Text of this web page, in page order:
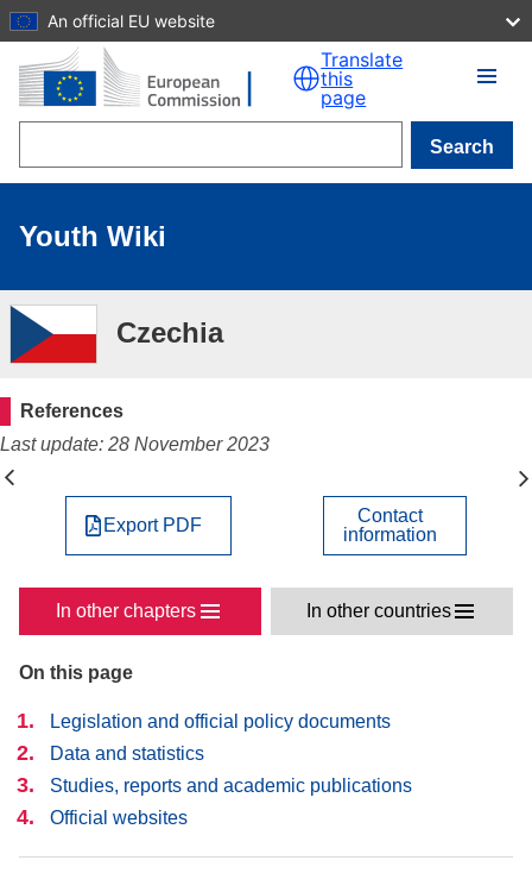
Skip to main content
An official EU website
Translate
this
page
Search
Youth Wiki
Czechia
References
Last update: 28 November 2023
On this page
Legislation and official policy documents
Data and statistics
Studies, reports and academic publications
Official websites
Export PDF
Contact
information
In other chapters In other countries